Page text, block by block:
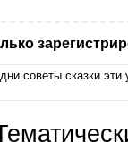
советы сказки эти